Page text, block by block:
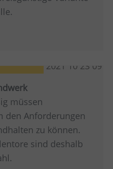
müssen
den Anforderungen
zu können.
sind deshalb